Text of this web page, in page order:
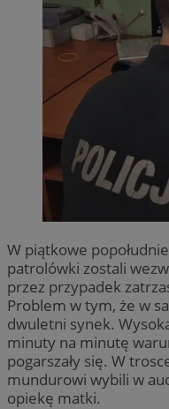
W piątkowe
patrolówki zostali
przez przypadek
Problem w tym, że w
dwuletni synek.
minuty na minutę
pogarszały się. W
mundurowi wybili w
opiekę matki.